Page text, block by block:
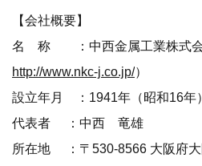
【会社概要】
名 称 ：中西金属工業株式会
http://www.nkc-j.co.jp/）
設立年月 ：1941年（昭和16年
代表者 ：中西 竜雄
所在地 ：〒530-8566 大阪府大